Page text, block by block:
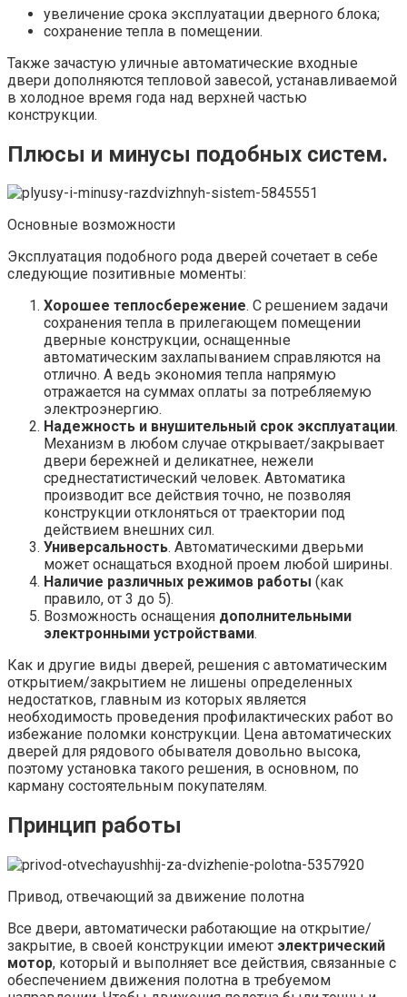
увеличение срока эксплуатации дверного блока;
сохранение тепла в помещении.
Также зачастую уличные автоматические входные
двери дополняются тепловой завесой, устанавливаемой
в холодное время года над верхней частью
конструкции.
Плюсы и минусы подобных систем.
Основные возможности
Эксплуатация подобного рода дверей сочетает в себе
следующие позитивные моменты:
Хорошее теплосбережение. С решением задачи
сохранения тепла в прилегающем помещении
дверные конструкции, оснащенные
автоматическим захлапыванием справляются на
отлично. А ведь экономия тепла напрямую
отражается на суммах оплаты за потребляемую
электроэнергию.
Надежность и внушительный срок эксплуатации.
Механизм в любом случае открывает/закрывает
двери бережней и деликатнее, нежели
среднестатистический человек. Автоматика
производит все действия точно, не позволяя
конструкции отклоняться от траектории под
действием внешних сил.
Универсальность. Автоматическими дверьми
может оснащаться входной проем любой ширины.
Наличие различных режимов работы (как
правило, от 3 до 5).
Возможность оснащения дополнительными
электронными устройствами.
Как и другие виды дверей, решения с автоматическим
открытием/закрытием не лишены определенных
недостатков, главным из которых является
необходимость проведения профилактических работ во
избежание поломки конструкции. Цена автоматических
дверей для рядового обывателя довольно высока,
поэтому установка такого решения, в основном, по
карману состоятельным покупателям.
Принцип работы
Привод, отвечающий за движение полотна
Все двери, автоматически работающие на открытие/
закрытие, в своей конструкции имеют электрический
мотор, который и выполняет все действия, связанные с
обеспечением движения полотна в требуемом